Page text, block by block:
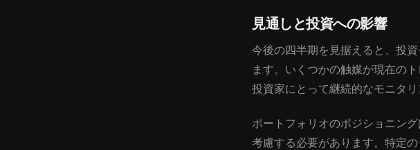
見通しと投資への影響
今後の四半期を見据えると、投
ます。いくつかの触媒が現在の
投資家にとって継続的なモニタリ
ポートフォリオのポジショニン
考慮する必要があります。特定